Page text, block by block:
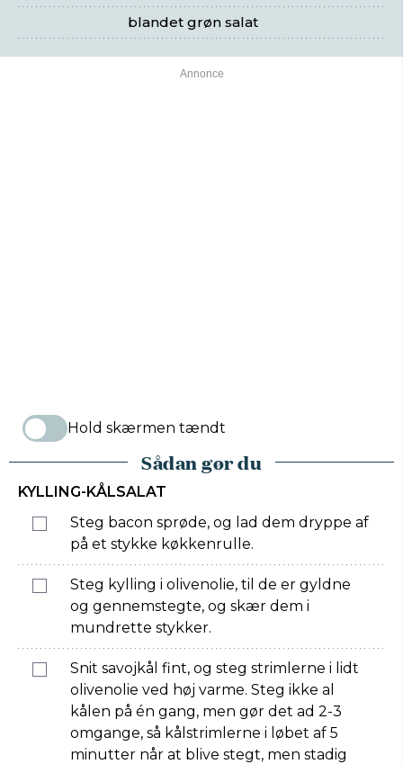
blandet grøn salat
Hold skærmen tændt
Sådan gør du
KYLLING-KÅLSALAT
Steg bacon sprøde, og lad dem dryppe af
på et stykke køkkenrulle.
Steg kylling i olivenolie, til de er gyldne
og gennemstegte, og skær dem i
mundrette stykker.
Snit savojkål fint, og steg strimlerne i lidt
olivenolie ved høj varme. Steg ikke al
kålen på én gang, men gør det ad 2-3
omgange, så kålstrimlerne i løbet af 5
minutter når at blive stegt, men stadig